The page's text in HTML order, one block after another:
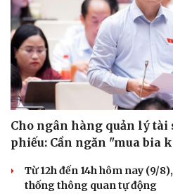
Cho ngân hàng quản lý tài
phiếu: Cần ngăn "mua bia
Từ 12h đến 14h hôm nay (9/
thống thông quan tự động